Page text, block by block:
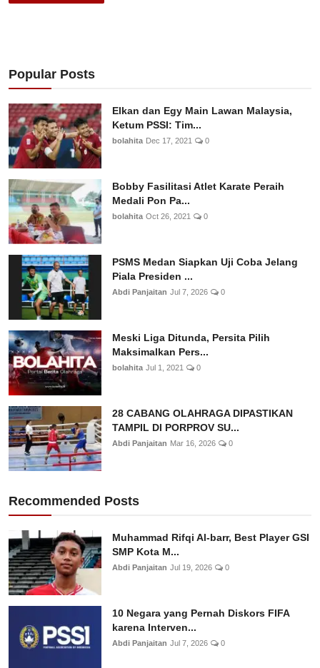
Popular Posts
Elkan dan Egy Main Lawan Malaysia,
Ketum PSSI: Tim...
bolahita Dec 17, 2021 0
Bobby Fasilitasi Atlet Karate Peraih
Medali Pon Pa...
bolahita Oct 26, 2021 0
PSMS Medan Siapkan Uji Coba Jelang
Piala Presiden ...
Abdi Panjaitan Jul 7, 2026 0
Meski Liga Ditunda, Persita Pilih
Maksimalkan Pers...
bolahita Jul 1, 2021 0
28 CABANG OLAHRAGA DIPASTIKAN
TAMPIL DI PORPROV SU...
Abdi Panjaitan Mar 16, 2026 0
Recommended Posts
Muhammad Rifqi Al-barr, Best Player GSI
SMP Kota M...
Abdi Panjaitan Jul 19, 2026 0
10 Negara yang Pernah Diskors FIFA
karena Interven...
Abdi Panjaitan Jul 7, 2026 0